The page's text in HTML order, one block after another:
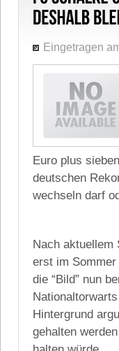
Eingetragen
Euro plus
deutschen
wechseln darf
Nach aktuellem
erst im Sommer
die “Bild” nun
Hintergrund
gehalten